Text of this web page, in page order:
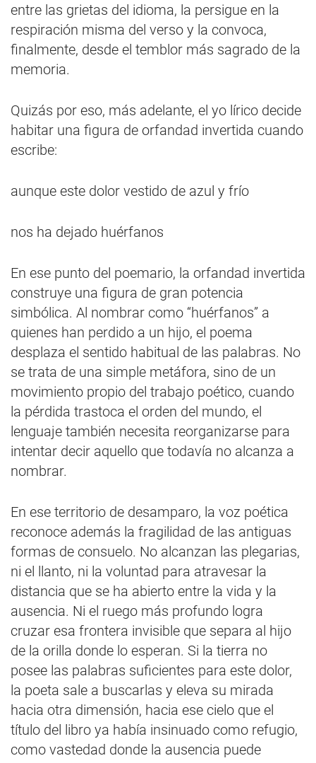
entre las grietas del idioma, la persigue en la
respiración misma del verso y la convoca,
finalmente, desde el temblor más sagrado de la
memoria.
Quizás por eso, más adelante, el yo lírico decide
habitar una figura de orfandad invertida cuando
escribe:
aunque este dolor vestido de azul y frío
nos ha dejado huérfanos
En ese punto del poemario, la orfandad invertida
construye una figura de gran potencia
simbólica. Al nombrar como “huérfanos” a
quienes han perdido a un hijo, el poema
desplaza el sentido habitual de las palabras. No
se trata de una simple metáfora, sino de un
movimiento propio del trabajo poético, cuando
la pérdida trastoca el orden del mundo, el
lenguaje también necesita reorganizarse para
intentar decir aquello que todavía no alcanza a
nombrar.
En ese territorio de desamparo, la voz poética
reconoce además la fragilidad de las antiguas
formas de consuelo. No alcanzan las plegarias,
ni el llanto, ni la voluntad para atravesar la
distancia que se ha abierto entre la vida y la
ausencia. Ni el ruego más profundo logra
cruzar esa frontera invisible que separa al hijo
de la orilla donde lo esperan. Si la tierra no
posee las palabras suficientes para este dolor,
la poeta sale a buscarlas y eleva su mirada
hacia otra dimensión, hacia ese cielo que el
título del libro ya había insinuado como refugio,
como vastedad donde la ausencia puede